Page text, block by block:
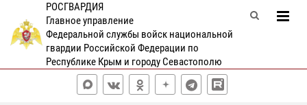
РОСГВАРДИЯ
Главное управление
Федеральной службы войск национальной
гвардии Российской Федерации по
Республике Крым и городу Севастополю